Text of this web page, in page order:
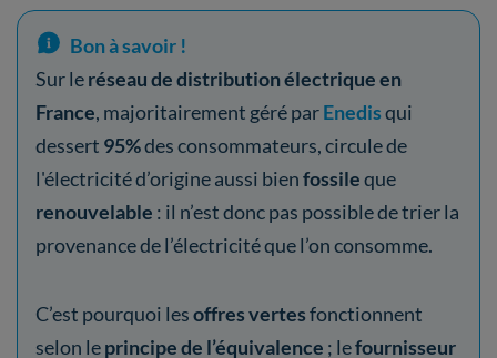
Bon à savoir !
Sur leréseaude distribution électrique en
France, majoritairement géré parEnedisqui
dessert 95%des consommateurs, circule de
l'électricité d’origine aussi bienfossileque
renouvelable : il n’est donc pas possible de trier la
provenance de l’électricité que l’on consomme.
C’est pourquoi lesoffres vertesfonctionnent
selon leprincipe de l’équivalence ; lefournisseur